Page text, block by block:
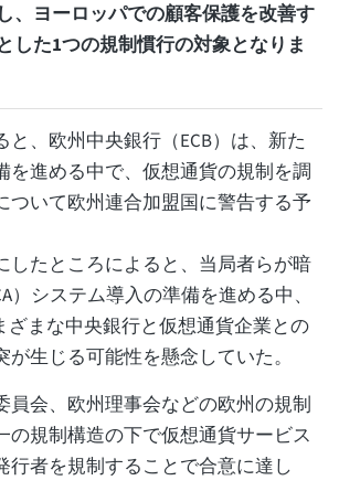
、ヨーロッパでの顧客保護を改善す
した1つの規制慣行の対象となりま
と、欧州中央銀行（ECB）は、新た
を進める中で、仮想通貨の規制を調
ついて欧州連合加盟国に警告する予
したところによると、当局者らが暗
）システム導入の準備を進める中、
ざまな中央銀行と仮想通貨企業との
生じる可能性を懸念していた。
員会、欧州理事会などの欧州の規制
の規制構造の下で仮想通貨サービス
行者を規制することで合意に達し